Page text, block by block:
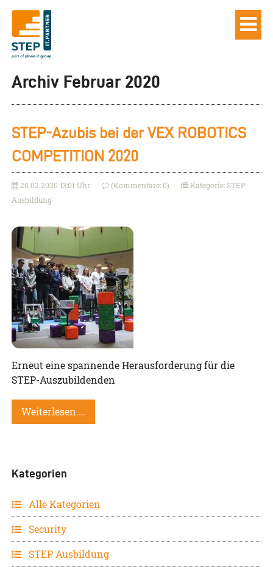
Archiv Februar 2020
STEP-Azubis bei der VEX ROBOTICS
COMPETITION 2020
20.02.2020 13:01 Uhr (Kommentare: 0)
Kategorie: STEP
Ausbildung
Erneut eine spannende Herausforderung für die
STEP-Auszubildenden
Weiterlesen …
Kategorien
Alle Kategorien
Security
STEP Ausbildung